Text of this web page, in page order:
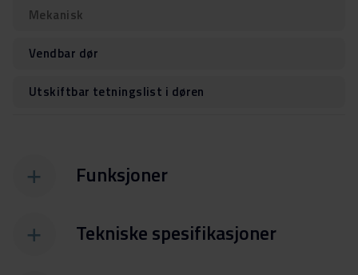
Mekanisk
Vendbar dør
Utskiftbar tetningslist i døren
Funksjoner
Tekniske spesifikasjoner